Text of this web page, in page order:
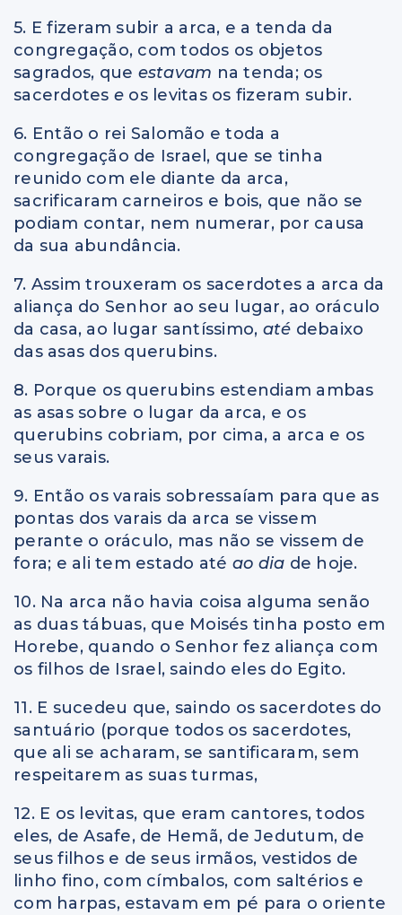
5. E fizeram subir a arca, e a tenda da
congregação, com todos os objetos
sagrados, que estavam na tenda; os
sacerdotes e os levitas os fizeram subir.
6. Então o rei Salomão e toda a
congregação de Israel, que se tinha
reunido com ele diante da arca,
sacrificaram carneiros e bois, que não se
podiam contar, nem numerar, por causa
da sua abundância.
7. Assim trouxeram os sacerdotes a arca da
aliança do Senhor ao seu lugar, ao oráculo
da casa, ao lugar santíssimo, até debaixo
das asas dos querubins.
8. Porque os querubins estendiam ambas
as asas sobre o lugar da arca, e os
querubins cobriam, por cima, a arca e os
seus varais.
9. Então os varais sobressaíam para que as
pontas dos varais da arca se vissem
perante o oráculo, mas não se vissem de
fora; e ali tem estado até ao dia de hoje.
10. Na arca não havia coisa alguma senão
as duas tábuas, que Moisés tinha posto em
Horebe, quando o Senhor fez aliança com
os filhos de Israel, saindo eles do Egito.
11. E sucedeu que, saindo os sacerdotes do
santuário (porque todos os sacerdotes,
que ali se acharam, se santificaram, sem
respeitarem as suas turmas,
12. E os levitas, que eram cantores, todos
eles, de Asafe, de Hemã, de Jedutum, de
seus filhos e de seus irmãos, vestidos de
linho fino, com címbalos, com saltérios e
com harpas, estavam em pé para o oriente